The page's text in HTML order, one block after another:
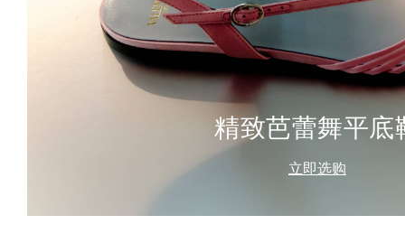
精致芭蕾舞平底
立即选购